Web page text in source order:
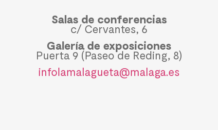
Salas de conferencias
c/ Cervantes, 6
Galería de exposiciones
Puerta 9 (Paseo de Reding, 8)
infolamalagueta@malaga.es